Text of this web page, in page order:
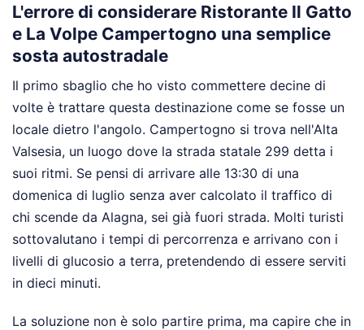
L'errore di considerare Ristorante Il Gatto
e La Volpe Campertogno una semplice
sosta autostradale
Il primo sbaglio che ho visto commettere decine di
volte è trattare questa destinazione come se fosse un
locale dietro l'angolo. Campertogno si trova nell'Alta
Valsesia, un luogo dove la strada statale 299 detta i
suoi ritmi. Se pensi di arrivare alle 13:30 di una
domenica di luglio senza aver calcolato il traffico di
chi scende da Alagna, sei già fuori strada. Molti turisti
sottovalutano i tempi di percorrenza e arrivano con i
livelli di glucosio a terra, pretendendo di essere serviti
in dieci minuti.
La soluzione non è solo partire prima, ma capire che in